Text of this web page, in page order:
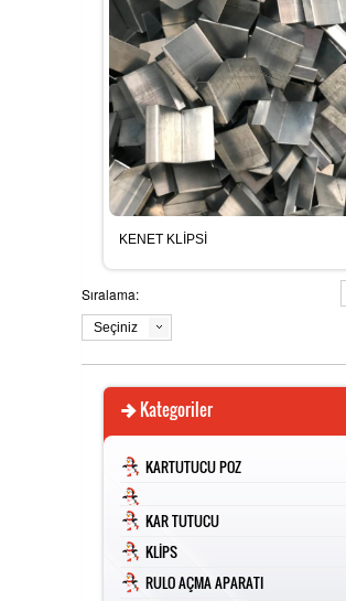
FACEBOOK
INSTAGRAM
SERTİFİKALARIMIZ
KOSGEB ÇEKME TESTİ
ÜRÜN TESCİLİ -MARKA PATENTİ
TSE - CE
HAKKIMIZDA
İLETİŞİM
KENET KLİPSİ
Sıralama:
Seçiniz
Kategoriler
KARTUTUCU POZ
KAR TUTUCU
KLİPS
RULO AÇMA APARATI